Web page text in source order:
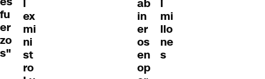
fu
er
zo
s"
l
ex
mi
ni
st
ro
ab
in
er
os
en
op
l
mi
llo
ne
s